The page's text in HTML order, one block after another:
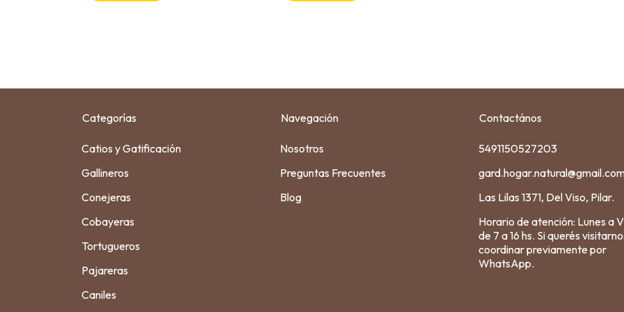
Categorías
Catios y Gatificación
Gallineros
Conejeras
Cobayeras
Tortugueros
Pajareras
Caniles
Navegación
Nosotros
Preguntas Frecuentes
Blog
Contactános
5491150527203
Las Lilas 1371, Del Viso, Pilar.